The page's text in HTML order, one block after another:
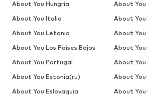
About You Hungría
About You
About You Italia
About You
About You Letonia
About You
About You Los Países Bajos
About You
About You Portugal
About You
About You Estonia(ru)
About
About You Eslovaquia
About You